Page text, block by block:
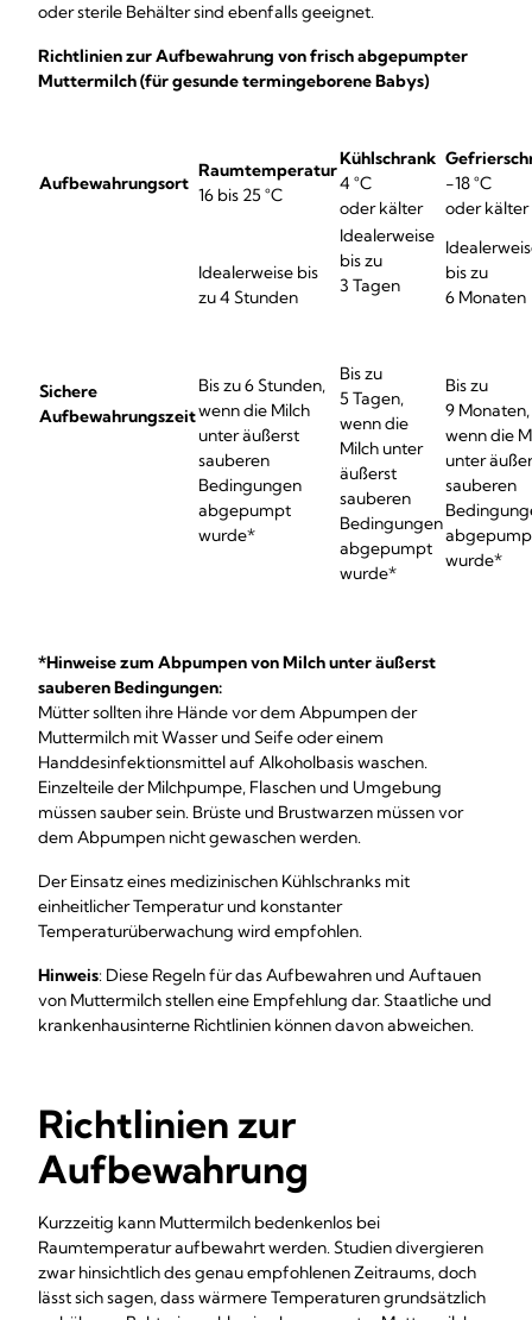
oder sterile Behälter sind ebenfalls geeignet.
Richtlinien zur Aufbewahrung von frisch abgepumpter
Muttermilch (für gesunde termingeborene Babys)
Aufbewahrungsort
Raumtemperatur
16 bis 25 °C
Kühlschrank
4 °C
oder kälter
-18 °C
oder kälter
Sichere
Aufbewahrungszeit
Idealerweise bis
zu 4 Stunden
Bis zu 6 Stunden,
wenn die Milch
unter äußerst
sauberen
Bedingungen
abgepumpt
wurde*
Idealerweise
bis zu
3 Tagen
Bis zu
5 Tagen,
wenn die
Milch unter
äußerst
sauberen
Bedingungen
abgepumpt
wurde*
bis zu
6 Monaten
Bis zu
9 Monaten,
wenn die
unter
sauberen
wurde*
*Hinweise zum Abpumpen von Milch unter äußerst
sauberen Bedingungen:
Mütter sollten ihre Hände vor dem Abpumpen der
Muttermilch mit Wasser und Seife oder einem
Handdesinfektionsmittel auf Alkoholbasis waschen.
Einzelteile der Milchpumpe, Flaschen und Umgebung
müssen sauber sein. Brüste und Brustwarzen müssen vor
dem Abpumpen nicht gewaschen werden.
Der Einsatz eines medizinischen Kühlschranks mit
einheitlicher Temperatur und konstanter
Temperaturüberwachung wird empfohlen.
Hinweis: Diese Regeln für das Aufbewahren und Auftauen
von Muttermilch stellen eine Empfehlung dar. Staatliche und
krankenhausinterne Richtlinien können davon abweichen.
Richtlinien zur
Aufbewahrung
Kurzzeitig kann Muttermilch bedenkenlos bei
Raumtemperatur aufbewahrt werden. Studien divergieren
zwar hinsichtlich des genau empfohlenen Zeitraums, doch
lässt sich sagen, dass wärmere Temperaturen grundsätzlich